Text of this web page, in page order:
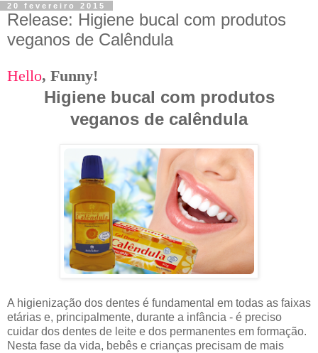
20 fevereiro 2015
Release: Higiene bucal com produtos
veganos de Calêndula
Hello, Funny!
Higiene bucal com produtos
veganos de calêndula
A higienização dos dentes é fundamental em todas as faixas
etárias e, principalmente, durante a infância - é preciso
cuidar dos dentes de leite e dos permanentes em formação.
Nesta fase da vida, bebês e crianças precisam de mais